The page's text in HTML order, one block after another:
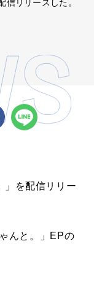
信リリースした。
」を配信リリー
んと。」EPの